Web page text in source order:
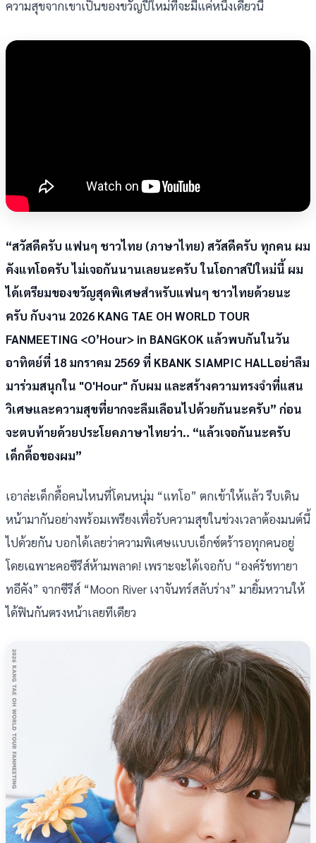
ความสุขจากเขาเป็นของขวัญปีใหม่ที่จะมีแค่หนึ่งเดียวนี้
“สวัสดีครับ แฟนๆ ชาวไทย (ภาษาไทย) สวัสดีครับ ทุกคน ผม
คังแทโอครับ ไม่เจอกันนานเลยนะครับ ในโอกาสปีใหม่นี้ ผม
ได้เตรียมของขวัญสุดพิเศษสำหรับแฟนๆ ชาวไทยด้วยนะ
ครับ กับงาน 2026 KANG TAE OH WORLD TOUR
FANMEETING <O’Hour> in BANGKOK แล้วพบกันในวัน
อาทิตย์ที่ 18 มกราคม 2569 ที่ KBANK SIAMPIC HALLอย่าลืม
มาร่วมสนุกใน "O'Hour" กับผม และสร้างความทรงจำที่แสน
วิเศษและความสุขที่ยากจะลืมเลือนไปด้วยกันนะครับ” ก่อน
จะตบท้ายด้วยประโยคภาษาไทยว่า.. “แล้วเจอกันนะครับ
เด็กดื้อของผม”
เอาล่ะเด็กดื้อคนไหนที่โดนหนุ่ม “แทโอ” ตกเข้าให้แล้ว รีบเดิน
หน้ามากันอย่างพร้อมเพรียงเพื่อรับความสุขในช่วงเวลาต้องมนต์นี้
ไปด้วยกัน บอกได้เลยว่าความพิเศษแบบเอ็กซ์ตร้ารอทุกคนอยู่
โดยเฉพาะคอซีรีส์ห้ามพลาด! เพราะจะได้เจอกับ “องค์รัชทายา
ทอีคัง” จากซีรีส์ “Moon River เงาจันทร์สลับร่าง” มายิ้มหวานให้
ได้ฟินกันตรงหน้าเลยทีเดียว